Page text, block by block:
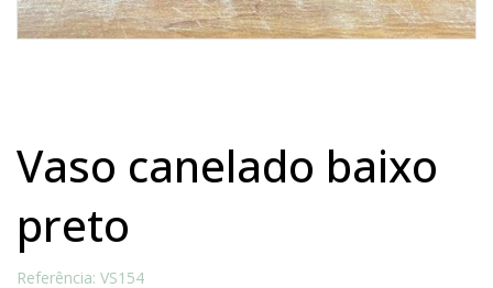
vaso canelado baixo
preto
Referência: VS154